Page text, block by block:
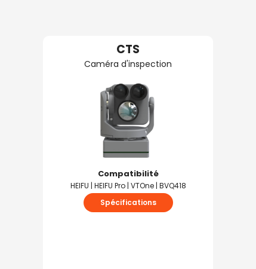
CTS
Caméra d'inspection
Compatibilité
HEIFU | HEIFU Pro | VTOne | BVQ418
Spécifications